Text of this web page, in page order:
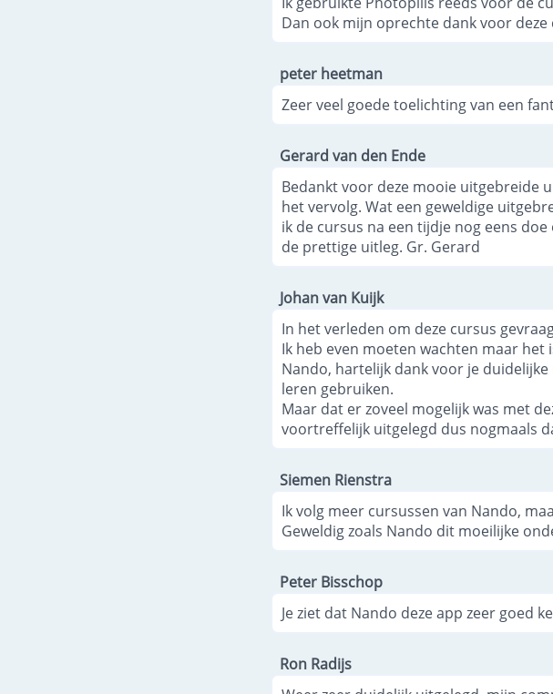
Dan ook mijn oprechte dank voor
peter heetman
Zeer veel goede toelichting van een
Gerard van den Ende
Bedankt voor deze mooie uitgebreide
het vervolg. Wat een geweldige
ik de cursus na een tijdje nog eens
de prettige uitleg. Gr. Gerard
Johan van Kuijk
In het verleden om deze cursus
Ik heb even moeten wachten maar het
Nando, hartelijk dank voor je
leren gebruiken.
Maar dat er zoveel mogelijk was met
voortreffelijk uitgelegd dus nogmaals
Siemen Rienstra
Ik volg meer cursussen van Nando,
Geweldig zoals Nando dit moeilijke
Peter Bisschop
Je ziet dat Nando deze app zeer goed
Ron Radijs